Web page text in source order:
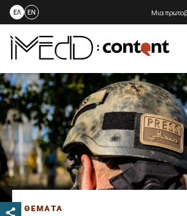
Skip
to
content
ΕΛ EN Μια
ΘΕΜΑΤΑ